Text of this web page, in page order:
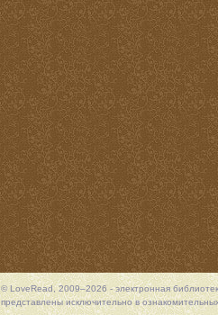
© LoveRead, 2009–2026 - электронная
представлены исключительно в